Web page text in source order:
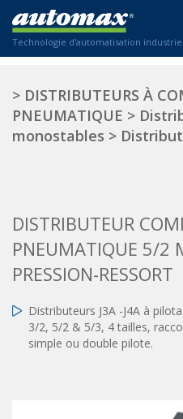
Technologie d'automatisation
Actionneurs électriques
Actionneurs normalisés
Actionneurs standardisés
Régulateurs hydrauliques
Systèmes modulaires
Tables de translation
Emballage
Solutions
Nous sommes
> DISTRIBUTEURS À
PNEUMATIQUE >
monostables >
DISTRIBUTEUR
PNEUMATIQUE 5/2
PRESSION-RESSORT
Distributeurs J3A -J4A à
3/2, 5/2 & 5/3, 4 tailles,
simple ou double pilote.